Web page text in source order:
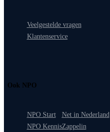
Veelgestelde vragen
Klantenservice
Ook NPO
NPO Start
NPO Kennis
Net in Nederland
Zappelin